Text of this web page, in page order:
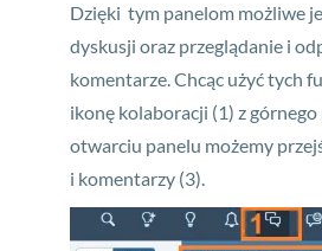
Dzięki tym panelom możliwe
dyskusji oraz przeglądanie i
komentarze. Chcąc użyć tych
ikonę kolaboracji (1) z górnego
otwarciu panelu możemy
i komentarzy (3).